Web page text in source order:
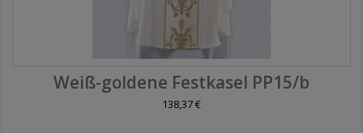
Weiß-goldene Festkasel PP15/b
138,37 €